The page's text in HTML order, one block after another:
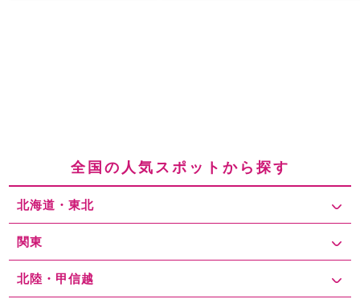
全国の人気スポットから探す
北海道・東北
関東
北陸・甲信越